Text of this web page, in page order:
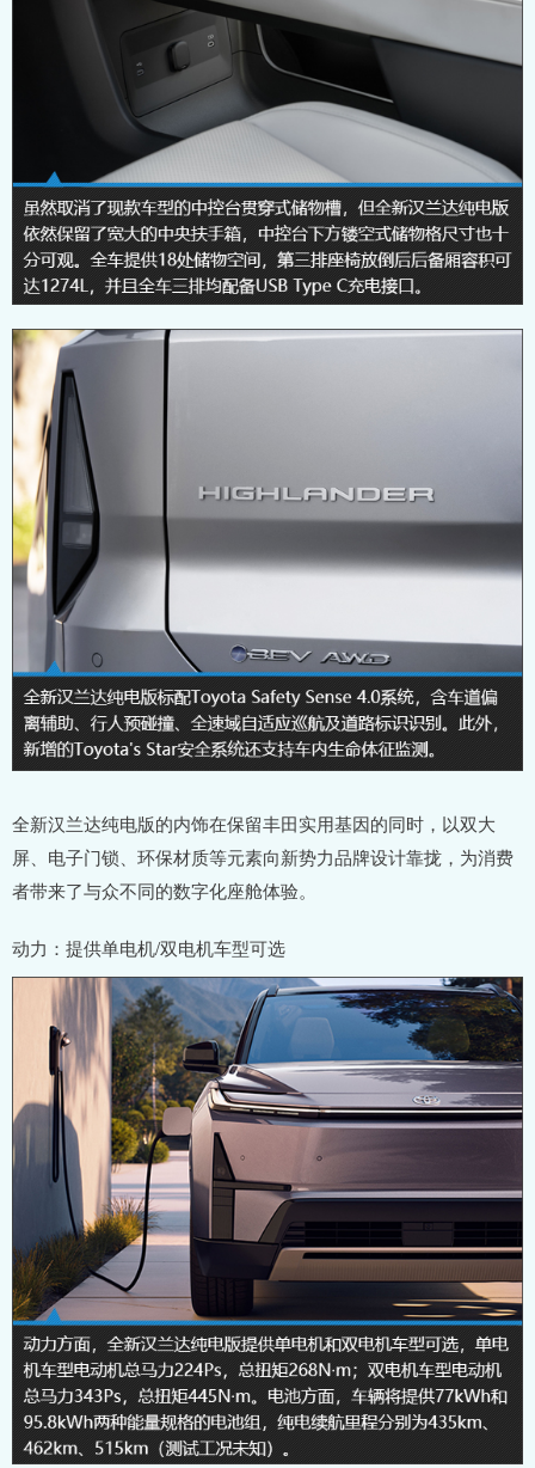
全新汉兰达纯电版的内饰在保留丰田实用基因的同时，以双大
屏、电子门锁、环保材质等元素向新势力品牌设计靠拢，为消费
者带来了与众不同的数字化座舱体验。
动力：提供单电机/双电机车型可选